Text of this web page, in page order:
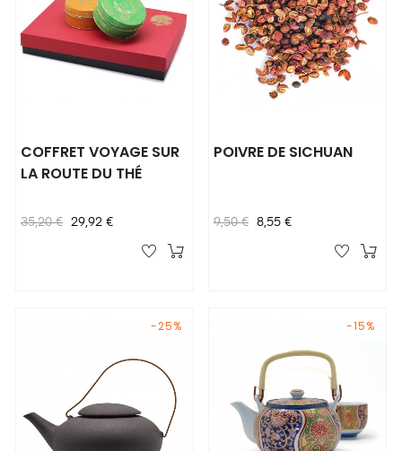
COFFRET VOYAGE SUR
LA ROUTE DU THÉ
Prix
35,20 € Prix
29,92 €
POIVRE DE SICHUAN
Prix
9,50 € Prix
8,55 €
-25% -15%